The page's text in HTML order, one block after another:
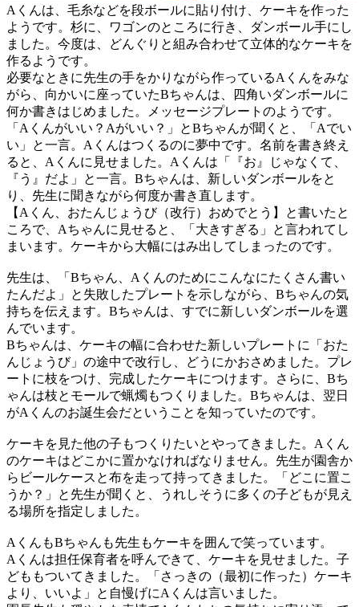
Aくんは、毛糸などを段ボールに貼り付け、ケーキを作った
ようです。杉に、ワゴンのところに行き、ダンボール手にし
ました。今度は、どんぐりと組み合わせて立体的なケーキを
作るようです。
必要なときに先生の手をかりながら作っているAくんをみな
がら、向かいに座っていたBちゃんは、四角いダンボールに
何か書きはじめました。メッセージプレートのようです。
「Aくんがいい？Aがいい？」とBちゃんが聞くと、「Aでい
い」と一言。Aくんはつくるのに夢中です。名前を書き終え
ると、Aくんに見せました。Aくんは「『お』じゃなくて、
『う』だよ」と一言。Bちゃんは、新しいダンボールをと
り、先生に聞きながら何度か書き直します。
【Aくん、おたんじょうび（改行）おめでとう】と書いたと
ころで、Aちゃんに見せると、「大きすぎる」と言われてし
まいます。ケーキから大幅にはみ出してしまったのです。
先生は、「Bちゃん、Aくんのためにこんなにたくさん書い
たんだよ」と失敗したプレートを示しながら、Bちゃんの気
持ちを伝えます。Bちゃんは、すでに新しいダンボールを選
んでいます。
Bちゃんは、ケーキの幅に合わせた新しいプレートに「おた
んじょうび」の途中で改行し、どうにかおさめました。プレ
ートに枝をつけ、完成したケーキにつけます。さらに、Bち
ゃんは枝とモールで蝋燭もつくりました。Bちゃんは、翌日
がAくんのお誕生会だということを知っていたのです。
ケーキを見た他の子もつくりたいとやってきました。Aくん
のケーキはどこかに置かなければなりません。先生が園舎か
らビールケースと布を走って持ってきました。「どこに置こ
うか？」と先生が聞くと、うれしそうに多くの子どもが見え
る場所を指定しました。
AくんもBちゃんも先生もケーキを囲んで笑っています。
Aくんは担任保育者を呼んできて、ケーキを見せました。子
どももついてきました。「さっきの（最初に作った）ケーキ
より、いいよ」と自慢げにAくんは言いました。